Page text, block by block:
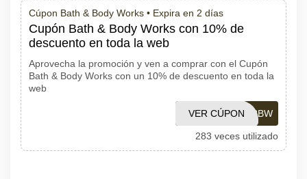
Cúpon Bath & Body Works • Expira en 2 días
Cupón Bath & Body Works con 10% de
descuento en toda la web
Aprovecha la promoción y ven a comprar con el Cupón
Bath & Body Works con un 10% de descuento en toda la
web
CUPONESBBW
VER CÚPON
283 veces utilizado